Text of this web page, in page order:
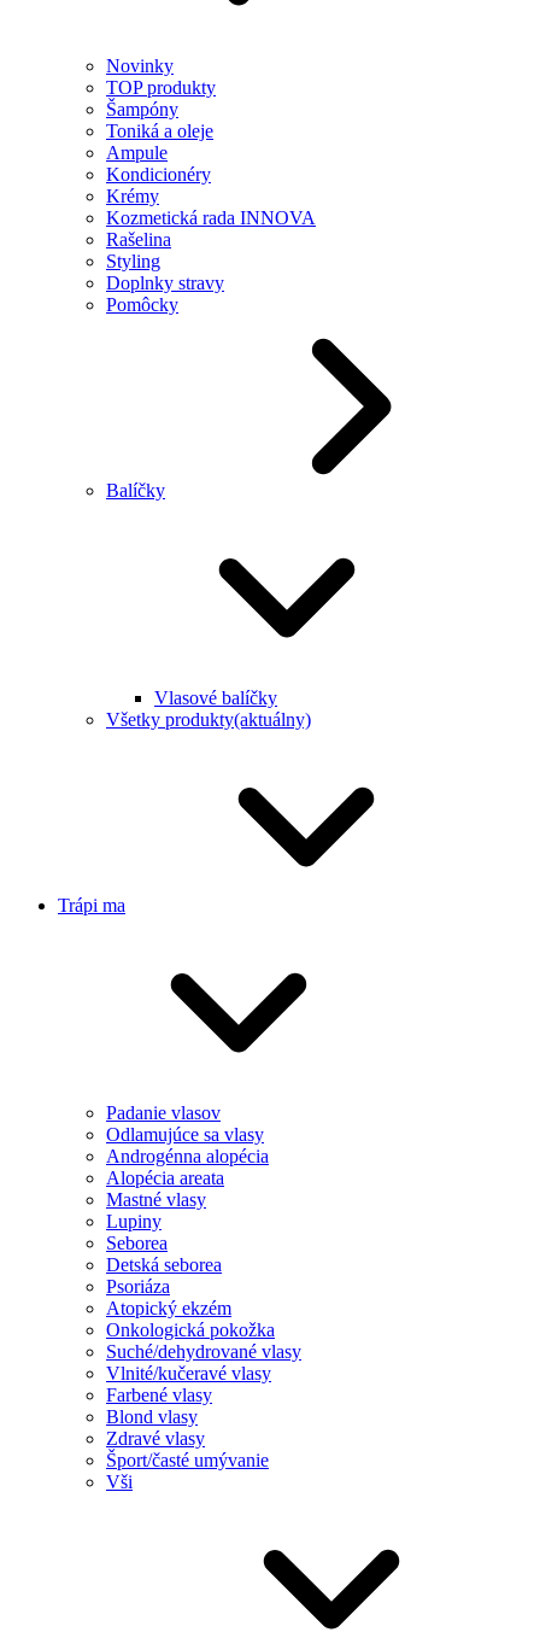
Novinky
TOP produkty
Šampóny
Toniká a oleje
Ampule
Kondicionéry
Krémy
Kozmetická rada INNOVA
Rašelina
Styling
Doplnky stravy
Pomôcky
Balíčky
Vlasové balíčky
Všetky produkty(aktuálny)
Trápi ma
Padanie vlasov
Odlamujúce sa vlasy
Androgénna alopécia
Alopécia areata
Mastné vlasy
Lupiny
Seborea
Detská seborea
Psoriáza
Atopický ekzém
Onkologická pokožka
Suché/dehydrované vlasy
Vlnité/kučeravé vlasy
Farbené vlasy
Blond vlasy
Zdravé vlasy
Šport/časté umývanie
Vši